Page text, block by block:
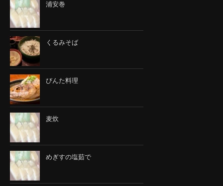
浦安巻
くるみそば
びんた料理
麦炊
めぎすの塩茹で